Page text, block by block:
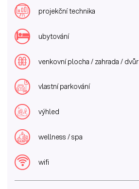
projekční technika
ubytování
venkovní plocha / zahrada / dvůr
vlastní parkování
výhled
wellness / spa
wifi